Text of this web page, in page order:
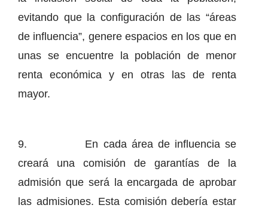
evitando que la configuración de las “áreas
de influencia”, genere espacios en los que en
unas se encuentre la población de menor
renta económica y en otras las de renta
mayor.
9. En cada área de influencia se
creará una comisión de garantías de la
admisión que será la encargada de aprobar
las admisiones. Esta comisión debería estar